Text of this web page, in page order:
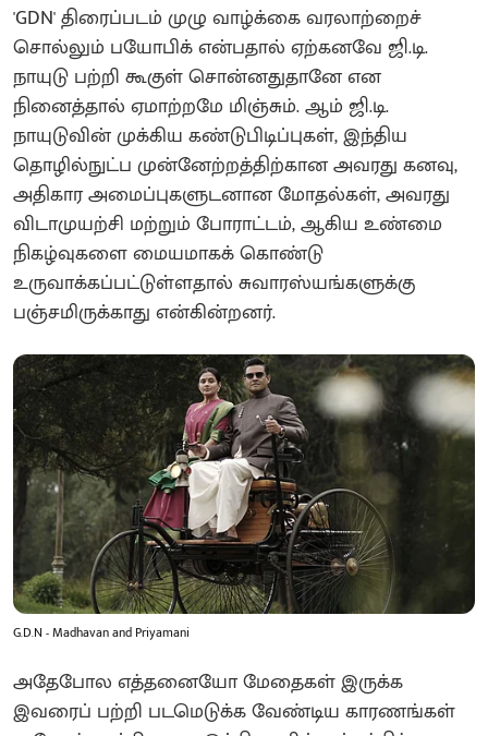
'GDN' திரைப்படம் முழு வாழ்க்கை வரலாற்றைச்
சொல்லும் பயோபிக் என்பதால் ஏற்கனவே ஜி.டி.
நாயுடு பற்றி கூகுள் சொன்னதுதானே என
நினைத்தால் ஏமாற்றமே மிஞ்சும். ஆம் ஜி.டி.
நாயுடுவின் முக்கிய கண்டுபிடிப்புகள், இந்திய
தொழில்நுட்ப முன்னேற்றத்திற்கான அவரது கனவு,
அதிகார அமைப்புகளுடனான மோதல்கள், அவரது
விடாமுயற்சி மற்றும் போராட்டம், ஆகிய உண்மை
நிகழ்வுகளை மையமாகக் கொண்டு
உருவாக்கப்பட்டுள்ளதால் சுவாரஸ்யங்களுக்கு
பஞ்சமிருக்காது என்கின்றனர்.
G.D.N - Madhavan and Priyamani
அதேபோல எத்தனையோ மேதைகள் இருக்க
இவரைப் பற்றி படமெடுக்க வேண்டிய காரணங்கள்